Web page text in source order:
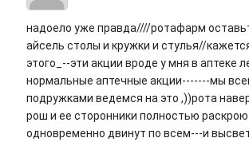
надоело уже правда////ротафарм
айсель столы и кружки и стулья//
этого_--эти акции вроде у мня в аптеке
нормальные аптечные акции-------мы
подружками ведемся на это ,))рота
рош и ее сторонники полностью
одновременно двинут по всем---и